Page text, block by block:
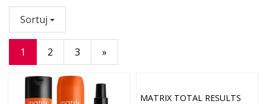
Sortuj
1 2 3 »
MATRIX TOTAL RESULTS